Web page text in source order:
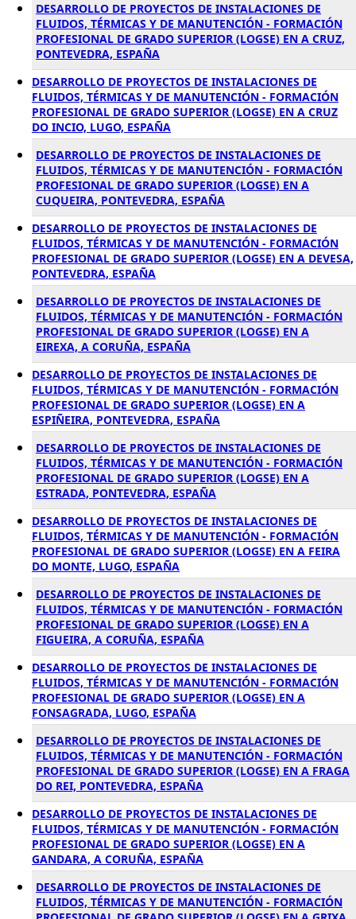
DESARROLLO DE PROYECTOS DE INSTALACIONES DE
FLUIDOS, TÉRMICAS Y DE MANUTENCIÓN - FORMACIÓN
PROFESIONAL DE GRADO SUPERIOR (LOGSE) EN A CRUZ,
PONTEVEDRA, ESPAÑA
DESARROLLO DE PROYECTOS DE INSTALACIONES DE
FLUIDOS, TÉRMICAS Y DE MANUTENCIÓN - FORMACIÓN
PROFESIONAL DE GRADO SUPERIOR (LOGSE) EN A CRUZ
DO INCIO, LUGO, ESPAÑA
DESARROLLO DE PROYECTOS DE INSTALACIONES DE
FLUIDOS, TÉRMICAS Y DE MANUTENCIÓN - FORMACIÓN
PROFESIONAL DE GRADO SUPERIOR (LOGSE) EN A
CUQUEIRA, PONTEVEDRA, ESPAÑA
DESARROLLO DE PROYECTOS DE INSTALACIONES DE
FLUIDOS, TÉRMICAS Y DE MANUTENCIÓN - FORMACIÓN
PROFESIONAL DE GRADO SUPERIOR (LOGSE) EN A DEVESA,
PONTEVEDRA, ESPAÑA
DESARROLLO DE PROYECTOS DE INSTALACIONES DE
FLUIDOS, TÉRMICAS Y DE MANUTENCIÓN - FORMACIÓN
PROFESIONAL DE GRADO SUPERIOR (LOGSE) EN A
EIREXA, A CORUÑA, ESPAÑA
DESARROLLO DE PROYECTOS DE INSTALACIONES DE
FLUIDOS, TÉRMICAS Y DE MANUTENCIÓN - FORMACIÓN
PROFESIONAL DE GRADO SUPERIOR (LOGSE) EN A
ESPIÑEIRA, PONTEVEDRA, ESPAÑA
DESARROLLO DE PROYECTOS DE INSTALACIONES DE
FLUIDOS, TÉRMICAS Y DE MANUTENCIÓN - FORMACIÓN
PROFESIONAL DE GRADO SUPERIOR (LOGSE) EN A
ESTRADA, PONTEVEDRA, ESPAÑA
DESARROLLO DE PROYECTOS DE INSTALACIONES DE
FLUIDOS, TÉRMICAS Y DE MANUTENCIÓN - FORMACIÓN
PROFESIONAL DE GRADO SUPERIOR (LOGSE) EN A FEIRA
DO MONTE, LUGO, ESPAÑA
DESARROLLO DE PROYECTOS DE INSTALACIONES DE
FLUIDOS, TÉRMICAS Y DE MANUTENCIÓN - FORMACIÓN
PROFESIONAL DE GRADO SUPERIOR (LOGSE) EN A
FIGUEIRA, A CORUÑA, ESPAÑA
DESARROLLO DE PROYECTOS DE INSTALACIONES DE
FLUIDOS, TÉRMICAS Y DE MANUTENCIÓN - FORMACIÓN
PROFESIONAL DE GRADO SUPERIOR (LOGSE) EN A
FONSAGRADA, LUGO, ESPAÑA
DESARROLLO DE PROYECTOS DE INSTALACIONES DE
FLUIDOS, TÉRMICAS Y DE MANUTENCIÓN - FORMACIÓN
PROFESIONAL DE GRADO SUPERIOR (LOGSE) EN A FRAGA
DO REI, PONTEVEDRA, ESPAÑA
DESARROLLO DE PROYECTOS DE INSTALACIONES DE
FLUIDOS, TÉRMICAS Y DE MANUTENCIÓN - FORMACIÓN
PROFESIONAL DE GRADO SUPERIOR (LOGSE) EN A
GANDARA, A CORUÑA, ESPAÑA
DESARROLLO DE PROYECTOS DE INSTALACIONES DE
FLUIDOS, TÉRMICAS Y DE MANUTENCIÓN - FORMACIÓN